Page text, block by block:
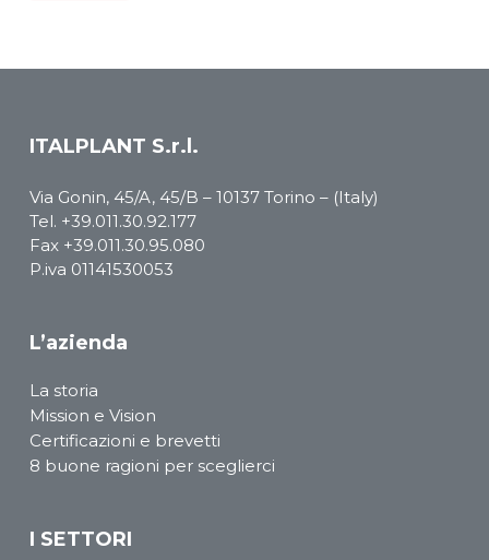
ITALPLANT S.r.l.
Via Gonin, 45/A, 45/B – 10137 Torino – (Italy)
Tel. +39.011.30.92.177
Fax +39.011.30.95.080
P.iva 01141530053
L’azienda
La storia
Mission e Vision
Certificazioni e brevetti
8 buone ragioni per sceglierci
I SETTORI